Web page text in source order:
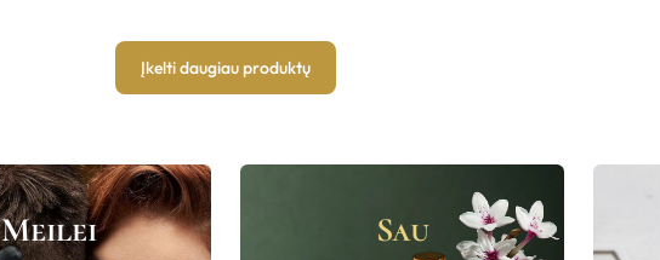
Įkelti daugiau produktų
Meilei Sau